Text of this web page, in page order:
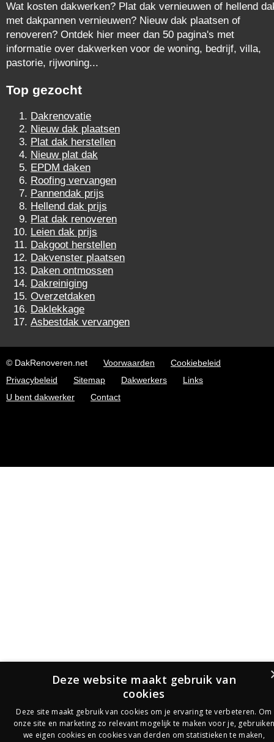
Wat kosten dakwerken? Plat dak vernieuwen of hellend
met dakpannen vernieuwen? Nieuw dak plaatsen of
renoveren? Ontdek hier meer dan 50 pagina's met
informatie over dakwerken voor de woning, bedrijf, villa,
pastorie, rijwoning...
Top gezocht
Dakrenovatie
Nieuw dak plaatsen
Plat dak herstellen
Nieuw plat dak
EPDM daken
Roofing vervangen
Pannendak prijs
Hellend dak prijs
Plat dak renoveren
Leien dak prijs
Dakgoot herstellen
Dakvenster plaatsen
Daken ontmossen
Dakreiniging
Overzetdaken
Daklekkage
Asbestdak vervangen
© DakRenoveren.net Voorwaarden
Cookiebeleid
Privacybeleid
Sitemap Dakwerkers
Links
U bent dakwerker
Contact
Deze website maakt gebruik van
cookies
Deze site maakt gebruik van cookies om je ervaring te verbeteren. Om
onze site en marketing zo relevant mogelijk te maken voor je,
we eigen cookies en cookies van derden om statistieken te maken,